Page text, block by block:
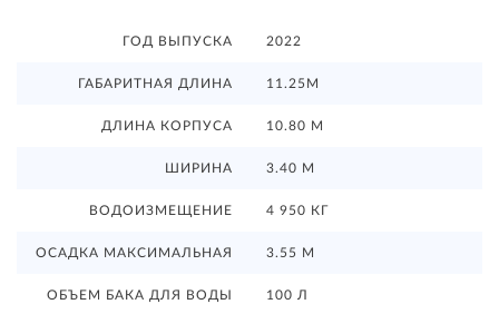
ГОД ВЫПУСКА 2022
ГАБАРИТНАЯ ДЛИНА 11.25М
ДЛИНА КОРПУСА 10.80 М
ШИРИНА 3.40 М
ВОДОИЗМЕЩЕНИЕ 4 950 КГ
ОСАДКА МАКСИМАЛЬНАЯ 3.55 М
ОБЪЕМ БАКА ДЛЯ ВОДЫ 100 Л